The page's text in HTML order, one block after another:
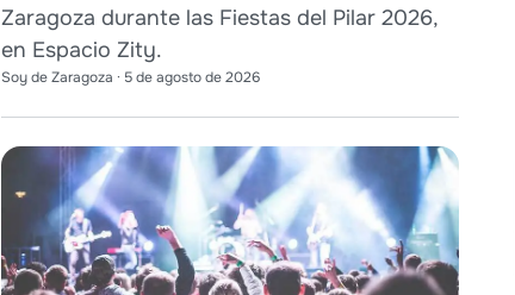
Zaragoza durante las Fiestas del Pilar 2026,
en Espacio Zity.
Soy de Zaragoza · 5 de agosto de 2026